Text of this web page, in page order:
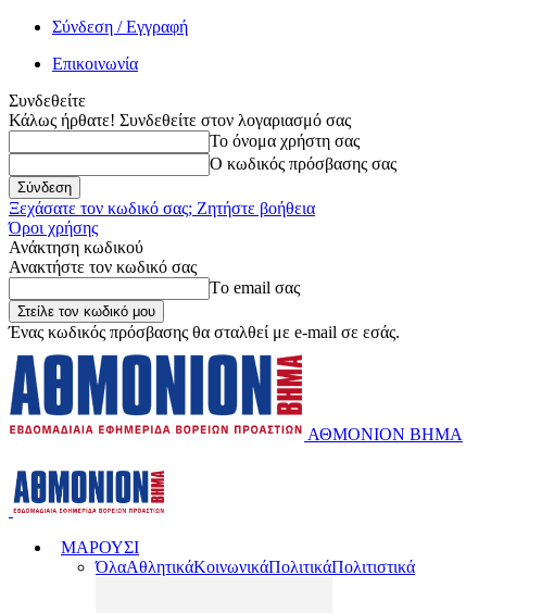
Σύνδεση / Εγγραφή
Επικοινωνία
Συνδεθείτε
Κάλως ήρθατε! Συνδεθείτε στον λογαριασμό σας
Το όνομα χρήστη σας
Ο κωδικός πρόσβασης σας
Ξεχάσατε τον κωδικό σας; Ζητήστε βοήθεια
Όροι χρήσης
Ανάκτηση κωδικού
Ανακτήστε τον κωδικό σας
Tο email σας
Ένας κωδικός πρόσβασης θα σταλθεί με e-mail σε εσάς.
ΑΘΜΟΝΙΟΝ ΒΗΜΑ
ΜΑΡΟΥΣΙ
ΌλαΑθλητικάΚοινωνικάΠολιτικάΠολιτιστικά